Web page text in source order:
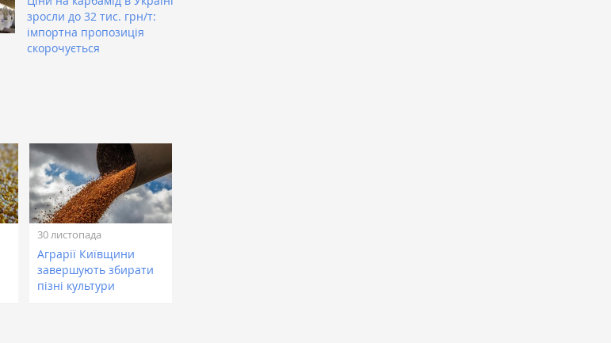
зросли до 32 тис. грн/т:
імпортна пропозиція
скорочується
30 листопада
Аграрії Київщини
завершують збирати
пізні культури